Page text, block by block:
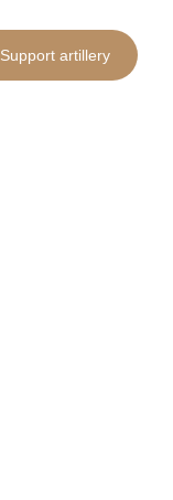
Support artillery